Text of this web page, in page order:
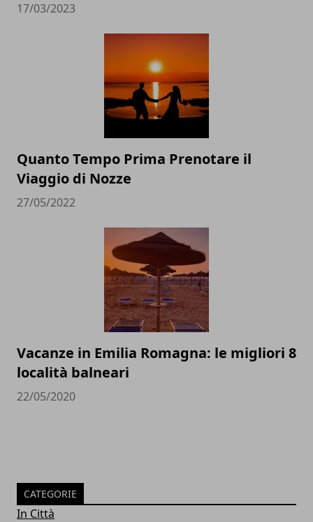
17/03/2023
Quanto Tempo Prima Prenotare il
Viaggio di Nozze
27/05/2022
Vacanze in Emilia Romagna: le migliori 8
località balneari
22/05/2020
CATEGORIE
In Città